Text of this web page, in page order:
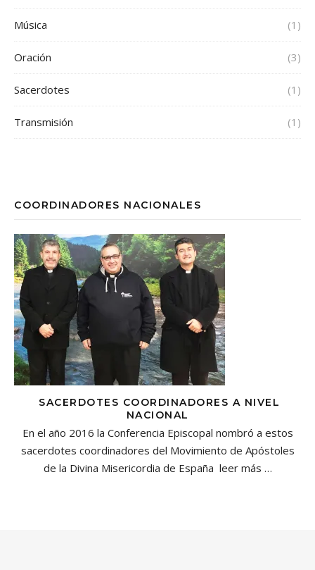
Música (1)
Oración (3)
Sacerdotes (1)
Transmisión (1)
COORDINADORES NACIONALES
SACERDOTES COORDINADORES A NIVEL
NACIONAL
En el año 2016 la Conferencia Episcopal nombró a estos
sacerdotes coordinadores del Movimiento de Apóstoles
de la Divina Misericordia de España leer más …